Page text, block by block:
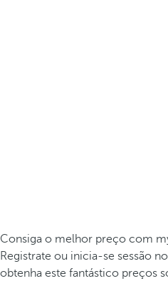
Consiga o melhor preço com
Registrate ou inicia-se sessão
obtenha este fantástico preços